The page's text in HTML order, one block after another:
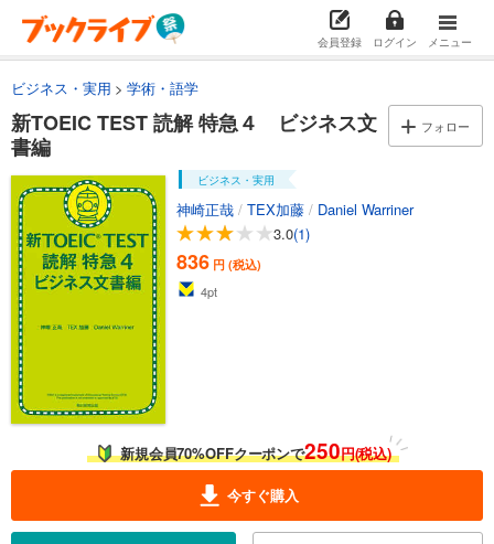
会員登録 ログイン メニュー
ビジネス・実用 学術・語学
新TOEIC TEST 読解 特急４ ビジネス文
書編
フォロー
ビジネス・実用
神崎正哉 / TEX加藤 / Daniel Warriner
3.0(1)
836 円 (税込)
4pt
新規会員70%OFFクーポンで250円(税込)
今すぐ購入